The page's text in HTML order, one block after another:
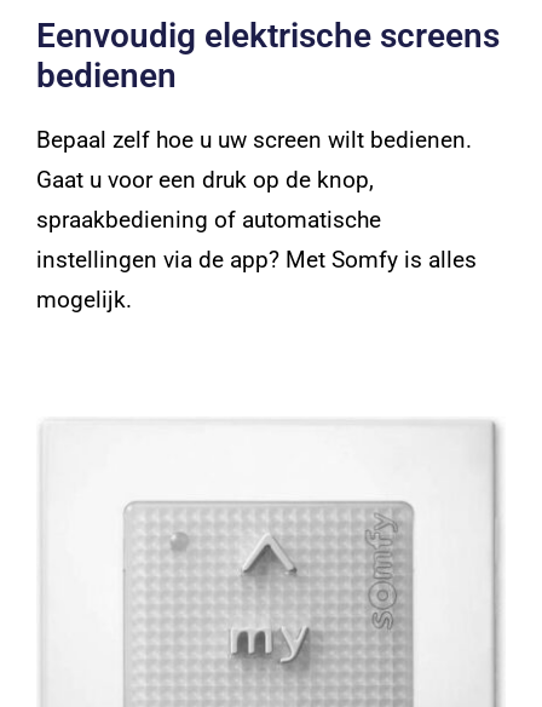
Eenvoudig elektrische screens
bedienen
Bepaal zelf hoe u uw screen wilt bedienen.
Gaat u voor een druk op de knop,
spraakbediening of automatische
instellingen via de app? Met Somfy is alles
mogelijk.